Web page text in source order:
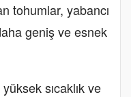
tohumlar, yabancı
geniş ve esnek
sıcaklık ve